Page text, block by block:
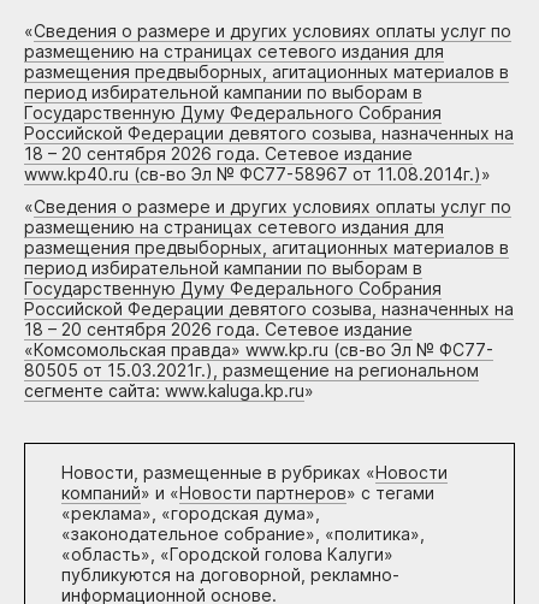
«Сведения о размере и других условиях оплаты услуг по
размещению на страницах сетевого издания для
размещения предвыборных, агитационных материалов в
период избирательной кампании по выборам в
Государственную Думу Федерального Собрания
Российской Федерации девятого созыва, назначенных на
18 – 20 сентября 2026 года. Сетевое издание
www.kp40.ru (св-во Эл № ФС77-58967 от 11.08.2014г.)»
«Сведения о размере и других условиях оплаты услуг по
размещению на страницах сетевого издания для
размещения предвыборных, агитационных материалов в
период избирательной кампании по выборам в
Государственную Думу Федерального Собрания
Российской Федерации девятого созыва, назначенных на
18 – 20 сентября 2026 года. Сетевое издание
«Комсомольская правда» www.kp.ru (св-во Эл № ФС77-
80505 от 15.03.2021г.), размещение на региональном
сегменте сайта: www.kaluga.kp.ru»
Новости, размещенные в рубриках «Новости
компаний» и «Новости партнеров» с тегами
«реклама», «городская дума»,
«законодательное собрание», «политика»,
«область», «Городской голова Калуги»
публикуются на договорной, рекламно-
информационной основе.